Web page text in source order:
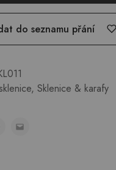
do seznamu přání
, Sklenice & karafy